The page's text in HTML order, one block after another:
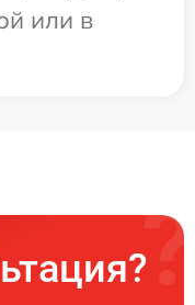
или в